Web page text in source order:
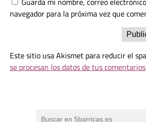
navegador para la próxima vez que
Este sitio usa Akismet para reducir el
se procesan los datos de tus comentarios